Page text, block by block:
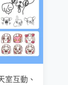
室互動、